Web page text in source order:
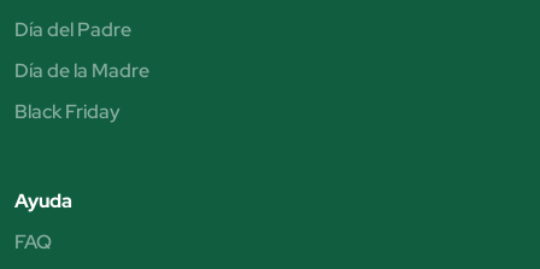
Día del Padre
Día de la Madre
Black Friday
Ayuda
FAQ